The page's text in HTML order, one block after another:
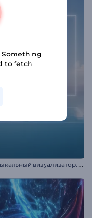
М
узыкальный визуализатор: Водные просторы
Something
to fetch